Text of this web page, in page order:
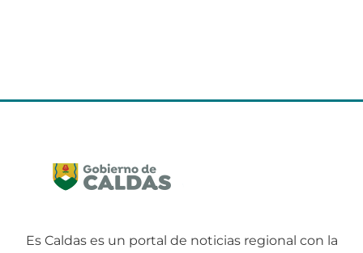
Es Caldas es un portal de noticias regional con la